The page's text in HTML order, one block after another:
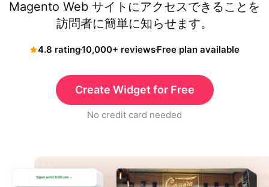
Magento Web サイトにアクセスできることを
訪問者に簡単に知らせます。
4.8 rating10,000+ reviewsFree plan available
Create Widget for Free
No credit card needed